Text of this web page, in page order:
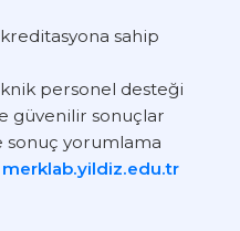
sahip
personel desteği
güvenilir sonuçlar
sonuç yorumlama
merklab.yildiz.edu.tr